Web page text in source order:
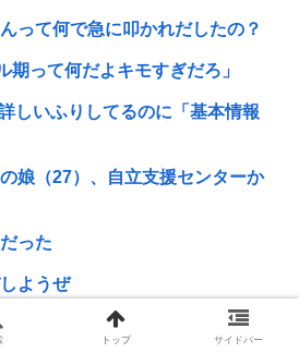
って何で急に叩かれだしたの？
期って何だよキモすぎだろ」
しいふりしてるのに「基本情報
娘（27）、自立支援センターか
った
ようぜ
モ、依存症です」周囲「ハーイ、
トップ サイドバー